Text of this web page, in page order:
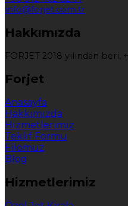
info@forjet.com.tr
Hakkımızda
FORJET 2018 yılından
Forjet
Anasayfa
Hakkımızda
Hizmetlerimiz
Teklif Formu
Filomuz
Blog
Hizmetlerimiz